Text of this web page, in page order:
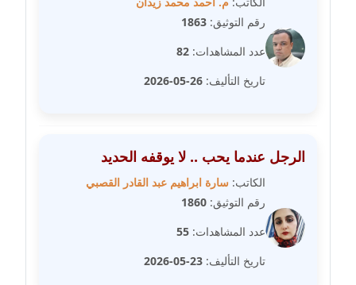
مدونة رهام معلا
عاملة
مدونة ريهام الخميسي
مدونة زينب ابو الفضل
مدونة زينب حمدي
رقم التوثيق: 1863
عدد المشاهدات: 82
تاريخ التأليف: 26-05-2026
الرجل عندما يحب .. لا يوقفه الحديد
الكاتب: سارة ابراهيم عبد القادر القصبي
رقم التوثيق: 1860
عدد المشاهدات: 55
تاريخ التأليف: 23-05-2026